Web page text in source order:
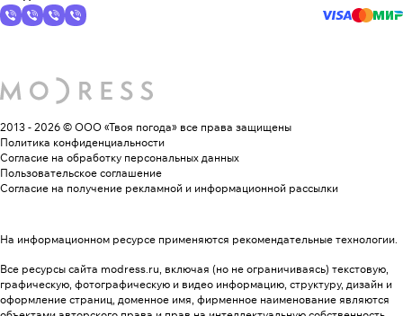
2013 - 2026 © ООО «Твоя погода» все права защищены
Политика конфиденциальности
Согласие на обработку персональных данных
Пользовательское соглашение
Согласие на получение рекламной и информационной рассылки
На информационном ресурсе применяются рекомендательные технологии.
Все ресурсы сайта modress.ru, включая (но не ограничиваясь) текстовую,
графическую, фотографическую и видео информацию, структуру, дизайн и
оформление страниц, доменное имя, фирменное наименование являются